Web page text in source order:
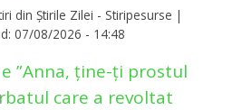
din Știrile Zilei - Stiripesurse |
07/08/2026 - 14:48
”Anna, ţine-ţi prostul
care a revoltat